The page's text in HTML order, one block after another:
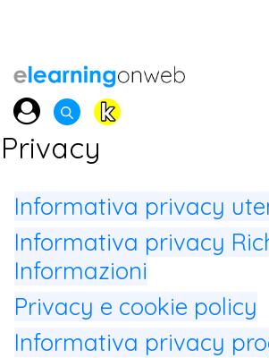
Privacy
Informativa privacy
Informativa privacy
Informazioni
Privacy e cookie policy
Informativa privacy